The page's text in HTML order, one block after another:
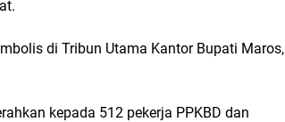
di Tribun Utama Kantor Bupati Maros,
kepada 512 pekerja PPKBD dan